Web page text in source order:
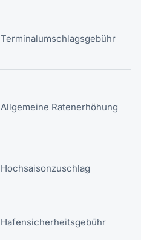
Terminalumschlagsgebühr
Allgemeine Ratenerhöhung
Hochsaisonzuschlag
Hafensicherheitsgebühr